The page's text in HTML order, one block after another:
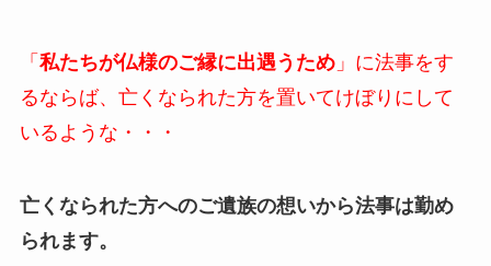
「 私たちが仏様のご縁に出遇うため」に法事をす
るならば、亡くなられた方を置いてけぼりにして
いるような・・・
亡くなられた方へのご遺族の想いから法事は勤め
られます。